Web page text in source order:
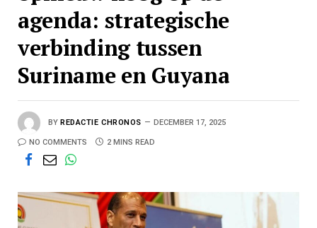
agenda: strategische
verbinding tussen
Suriname en Guyana
BY REDACTIE CHRONOS DECEMBER 17, 2025
NO COMMENTS 2 MINS READ